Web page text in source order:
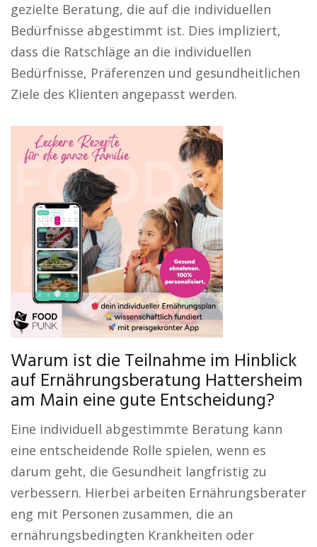
gezielte Beratung, die auf die individuellen
Bedürfnisse abgestimmt ist. Dies impliziert,
dass die Ratschläge an die individuellen
Bedürfnisse, Präferenzen und gesundheitlichen
Ziele des Klienten angepasst werden.
Warum ist die Teilnahme im Hinblick
auf Ernährungsberatung Hattersheim
am Main eine gute Entscheidung?
Eine individuell abgestimmte Beratung kann
eine entscheidende Rolle spielen, wenn es
darum geht, die Gesundheit langfristig zu
verbessern. Hierbei arbeiten Ernährungsberater
eng mit Personen zusammen, die an
ernährungsbedingten Krankheiten oder